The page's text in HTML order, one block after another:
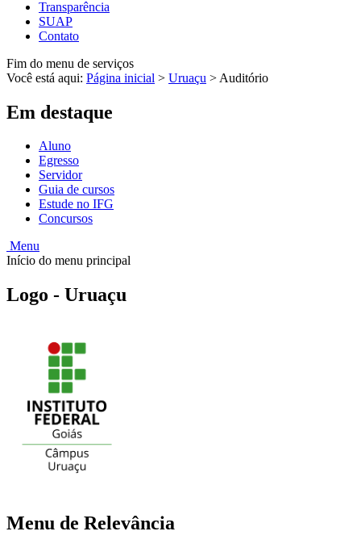
Transparência
SUAP
Contato
Fim do menu de serviços
Você está aqui: Página inicial > Uruaçu > Auditório
Em destaque
Aluno
Egresso
Servidor
Guia de cursos
Estude no IFG
Concursos
Menu
Início do menu principal
Logo - Uruaçu
Menu de Relevância